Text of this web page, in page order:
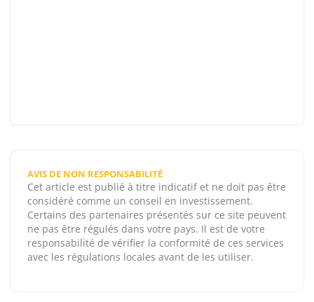
AVIS DE NON RESPONSABILITÉ
Cet article est publié à titre indicatif et ne doit pas être
considéré comme un conseil en investissement.
Certains des partenaires présentés sur ce site peuvent
ne pas être régulés dans votre pays. Il est de votre
responsabilité de vérifier la conformité de ces services
avec les régulations locales avant de les utiliser.